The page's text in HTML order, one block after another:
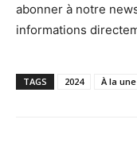
abonner à notre
informations
TAGS 2024 À la une